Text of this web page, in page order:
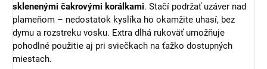
sklenenými čakrovými korálkami. Stačí podržať uzáver nad
plameňom – nedostatok kyslíka ho okamžite uhasí, bez
dymu a rozstreku vosku. Extra dlhá rukoväť umožňuje
pohodlné použitie aj pri sviečkach na ťažko dostupných
miestach.